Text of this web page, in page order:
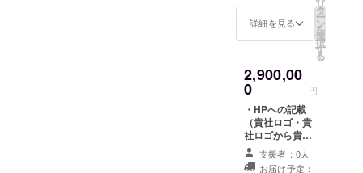
ます。 ※注意※パ
ンフレットの記
サーパネルに関
しましては、募
集終了日翌日か
ら、お名前等の
印刷用データ確
認をさせて頂き
ます。大変心苦
しくはあります
ライドでの紹
介 ロゴ・社名
載 ・パンフレッ
ト ロゴ・社名
記 １/８広告 ・
チラシの同封
当日配布パンフ
レット ・第5回
トラックドライ
バー甲子園DVD
詳細を見る
リ
タ
ー
ン
を
選
択
す
る
2,900,00
0 円
・HPへの記載
（貴社ロゴ・貴
社ロゴから貴社
HPへリンク）
・チラシへの掲
支援者：0人
お届け予定：